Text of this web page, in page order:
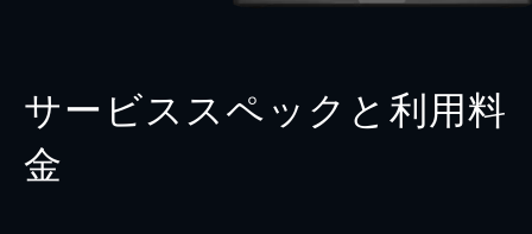
サービススペックと利用料
金